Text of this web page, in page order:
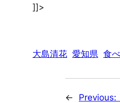
]]>
大島清花 愛知県 食
← Previous: